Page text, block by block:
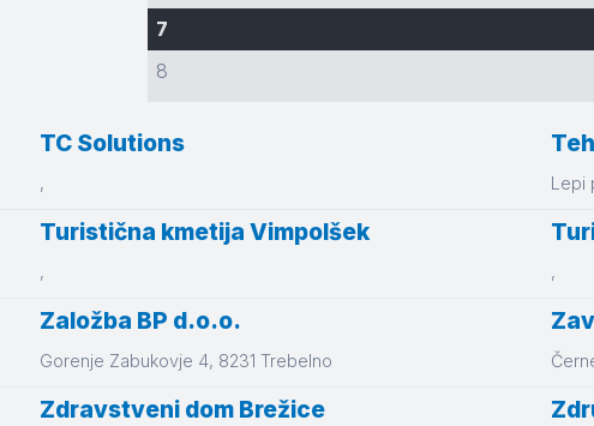
7
8
TC Solutions
, Lepi
Turistična kmetija Vimpolšek
, ,
Založba BP d.o.o.
Gorenje Zabukovje 4, 8231 Trebelno
Zdravstveni dom Brežice